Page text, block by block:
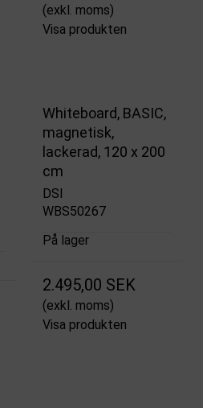
(exkl. moms)
Visa produkten
Whiteboard, BASIC,
magnetisk,
lackerad, 120 x 200
cm
DSI
WBS50267
På lager
2.495,00 SEK
(exkl. moms)
Visa produkten